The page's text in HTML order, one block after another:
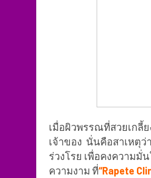
เมื่อผิวพรรณที่สวยเกลี้
เจ้าของ นั่นคือสาเหตุว่
ร่วงโรย เพื่อคงความมั่
ความงาม ที่“Rapete